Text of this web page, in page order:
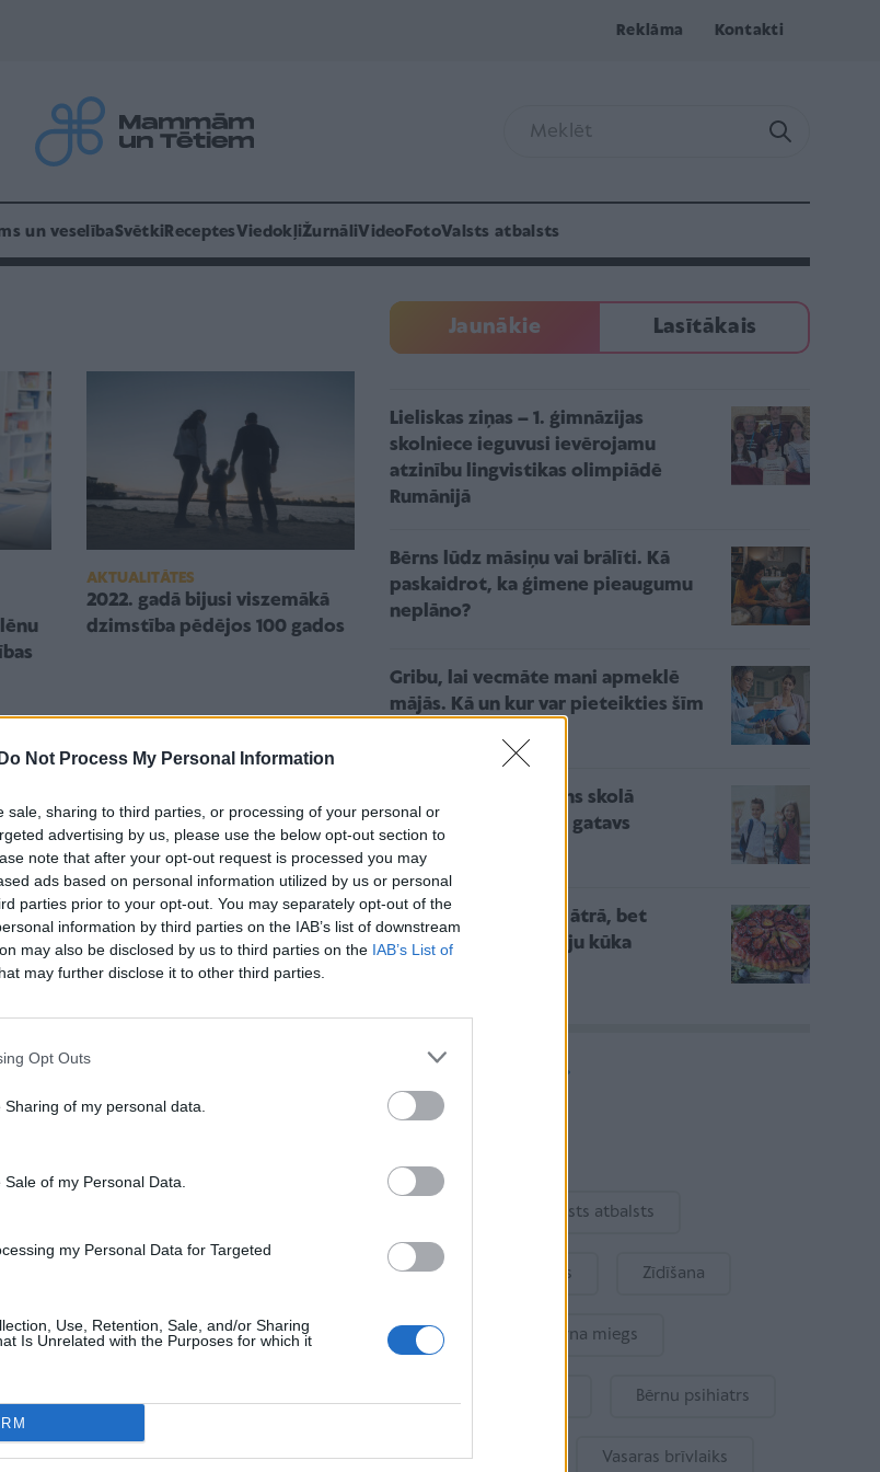
Do Not Process My Personal Information
sale, sharing to third parties, or processing of your personal or
advertising by us, please use the below opt-out section to
note that after your opt-out request is processed you may
ads based on personal information utilized by us or personal
parties prior to your opt-out. You may separately opt-out of the
information by third parties on the IAB’s list of downstream
may also be disclosed by us to third parties on the IAB’s List of
may further disclose it to other third parties.
Opt Outs
of my personal data.
of my Personal Data.
my Personal Data for Targeted
Use, Retention, Sale, and/or Sharing
Is Unrelated with the Purposes for which it
Reklāma Kontakti
un veselībaSvētki ReceptesViedokļiŽurnāliVideo FotoValsts atbalsts
AKTUALITĀTES
2022. gadā bijusi viszemākā
dzimstība pēdējos 100 gados
Jaunākie Lasītākais
Lieliskas ziņas – 1. ģimnāzijas
skolniece ieguvusi ievērojamu
atzinību lingvistikas olimpiādē
Rumānijā
Bērns lūdz māsiņu vai brālīti. Kā
paskaidrot, ka ģimene pieaugumu
neplāno?
Gribu, lai vecmāte mani apmeklē
mājās. Kā un kur var pieteikties šīm
5 svarīgi soļi, lai bērns skolā
atgrieztos vesels un gatavs
mācībām
Augustam piestāv – ātrā, bet
eleganti gardā plūmju kūka
Valsts atbalsts
Kur šodien atpūsties Zīdīšana
Drošība Bērna miegs
Bērnu psihiatrs
Bērna emocijas Vasaras brīvlaiks